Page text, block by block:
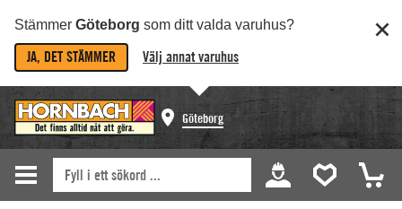
Stämmer Göteborg som ditt valda varuhus?
JA, DET STÄMMER Välj annat varuhus
Göteborg